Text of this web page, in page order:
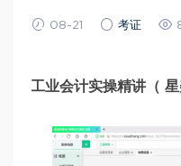
08-21 考证
工业会计实操精讲（